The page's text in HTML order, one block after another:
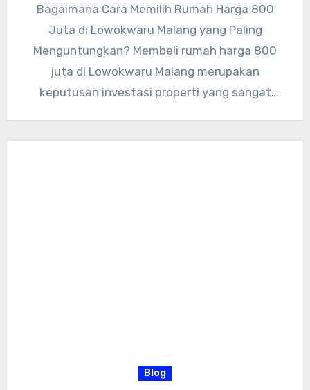
Bagaimana Cara Memilih Rumah Harga 800
Juta di Lowokwaru Malang yang Paling
Menguntungkan? Membeli rumah harga 800
juta di Lowokwaru Malang merupakan
keputusan investasi properti yang sangat
Blog